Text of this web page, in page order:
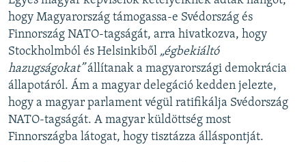
hogy Magyarország támogassa-e Svédország és
Finnország NATO-tagságát, arra hivatkozva, hogy
Stockholmból és Helsinkiből „égbekiáltó
hazugságokat”állítanak a magyarországi demokrácia
állapotáról. Ám a magyar delegáció kedden jelezte,
hogy a magyar parlament végül ratifikálja Svédország
NATO-tagságát. A magyar küldöttség most
Finnországba látogat, hogy tisztázza álláspontját.